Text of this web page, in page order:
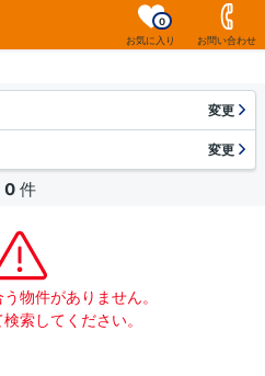
お気に入り
0
お問い合わせ
変更
変更
0 件
物件がありません。
索してください。